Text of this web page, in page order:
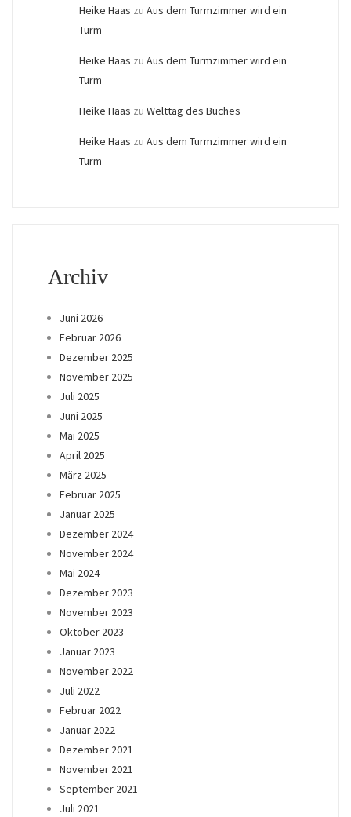
Heike Haas zu Aus dem Turmzimmer wird ein
Turm
Heike Haas zu Aus dem Turmzimmer wird ein
Turm
Heike Haas zu Welttag des Buches
Heike Haas zu Aus dem Turmzimmer wird ein
Turm
Archiv
Juni 2026
Februar 2026
Dezember 2025
November 2025
Juli 2025
Juni 2025
Mai 2025
April 2025
März 2025
Februar 2025
Januar 2025
Dezember 2024
November 2024
Mai 2024
Dezember 2023
November 2023
Oktober 2023
Januar 2023
November 2022
Juli 2022
Februar 2022
Januar 2022
Dezember 2021
November 2021
September 2021
Juli 2021